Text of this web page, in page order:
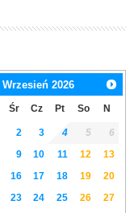
Wrzesień 2026
Śr Cz Pt So N
2 3 4 5
6
9 10 11 12
13
16 17 18 19
20
23 24 25 26
27